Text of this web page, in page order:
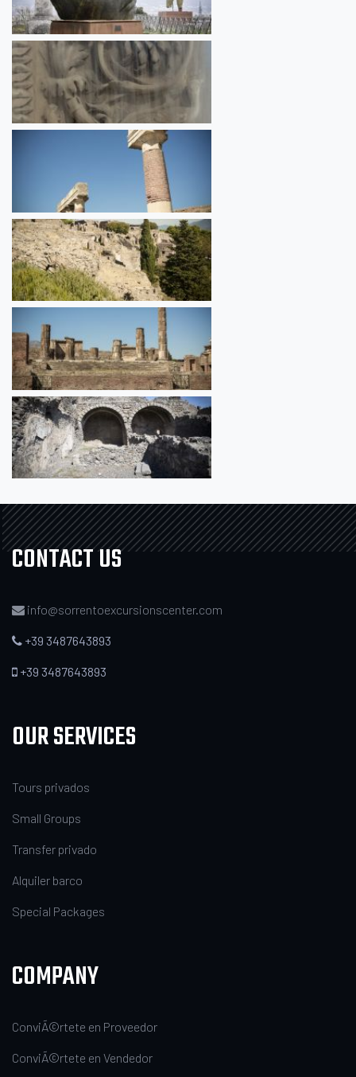
CONTACT US
info@sorrentoexcursionscenter.com
+39 3487643893
+39 3487643893
OUR SERVICES
Tours privados
Small Groups
Transfer privado
Alquiler barco
Special Packages
COMPANY
ConviÃ©rtete en Proveedor
ConviÃ©rtete en Vendedor